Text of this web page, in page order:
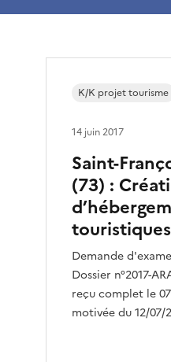
Saint-
(73) :
touristiques
Demande
Dossier n°2017-
reçu complet le
motivée du 12/07/
K/K projet tourisme
14 juin 2017